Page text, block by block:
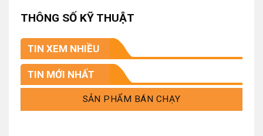
THÔNG SỐ KỸ THUẬT
TIN XEM NHIỀU
TIN MỚI NHẤT
SẢN PHẨM BÁN CHẠY